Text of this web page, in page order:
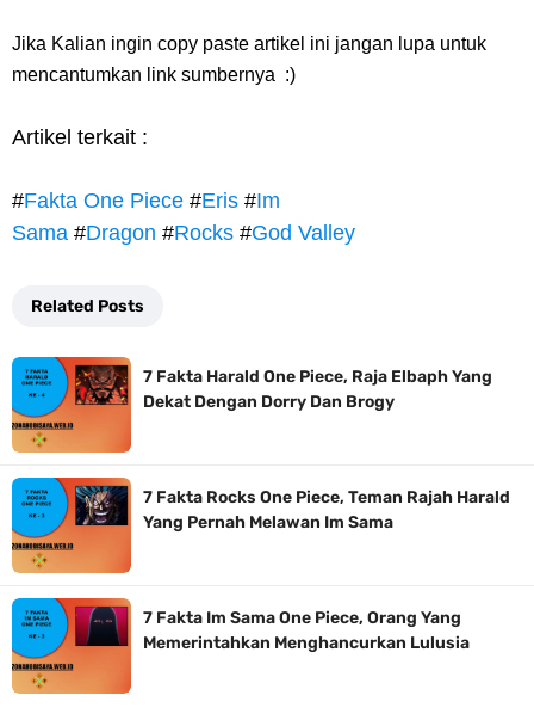
Jika Kalian ingin copy paste artikel ini jangan lupa untuk
mencantumkan link sumbernya :)
Artikel terkait :
#Fakta One Piece #Eris #Im
Sama #Dragon #Rocks #God Valley
Related Posts
7 Fakta Harald One Piece, Raja Elbaph Yang
Dekat Dengan Dorry Dan Brogy
7 Fakta Rocks One Piece, Teman Rajah Harald
Yang Pernah Melawan Im Sama
7 Fakta Im Sama One Piece, Orang Yang
Memerintahkan Menghancurkan Lulusia